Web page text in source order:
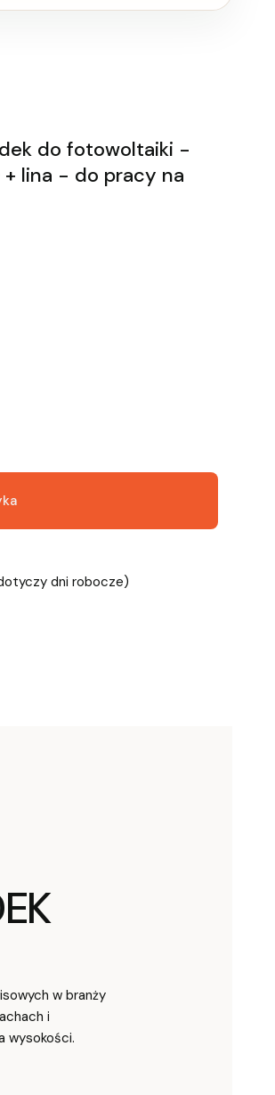
do fotowoltaiki -
+ lina - do pracy na
dni robocze)
w branży
i
wysokości.